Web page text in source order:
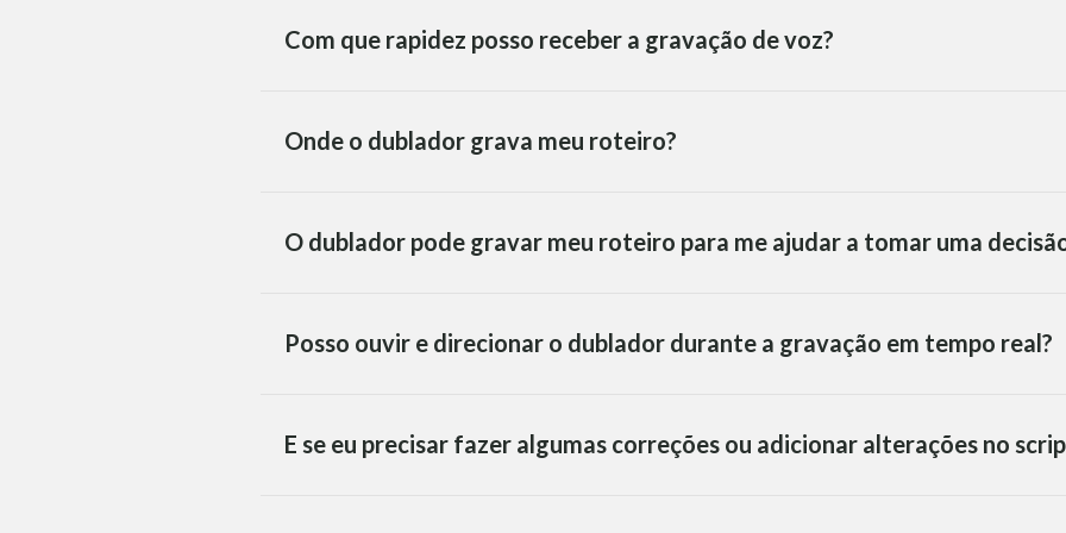
Com que rapidez posso receber a gravação de voz?
Onde o dublador grava meu roteiro?
O dublador pode gravar meu roteiro para me ajudar a tomar uma
Posso ouvir e direcionar o dublador durante a gravação em tempo real?
E se eu precisar fazer algumas correções ou adicionar alterações no